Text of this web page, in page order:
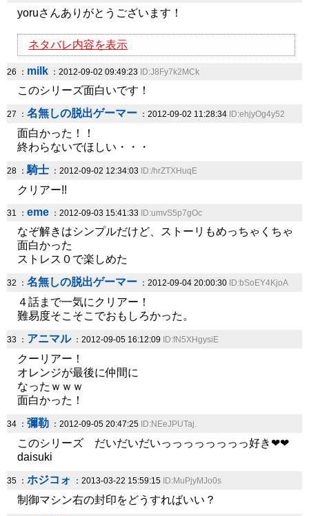
yoruさんありがとうございます！
ネタバレ内容を表示
26 ： milk ：2012-09-02 09:49:23 ID:J8Fy7k2MCk
このシリーズ面白いです！
27 ： 名無しの脱出ゲーマー ：2012-09-02 11:28:34 ID:ehjyOg4y52
面白かった！！
終わらないでほしい・・・
28 ：騎士 ：2012-09-02 12:34:03 ID:/hrZTXHuqE
クリアー!!
31 ： eme ：2012-09-03 15:41:33 ID:umvS5p7gOc
なぞ解きはシンプルだけど、ストーリもめっちゃくちゃ
面白かった
ストレス０で楽しめた
32 ： 名無しの脱出ゲーマー ：2012-09-04 20:00:30 ID:bSoEY4KjoA
４話まで一気にクリアー！
難易度そこそこでおもしろかった。
33 ： アニマル：2012-09-05 16:12:09 ID:fN5XHgysiE
クーリアー！
オレンジが最後に仲間に
なったｗｗｗ
面白かった！
34 ： 彌勒 ：2012-09-05 20:47:25 ID:NEeJPUTaj.
このシリーズ だいだいだいっっっっっっっっ好き❤❤
daisuki
35 ： ホジコォ ：2013-03-22 15:59:15 ID:MuPjyMJo0s
制御マシン右の封印をどうすればいい？